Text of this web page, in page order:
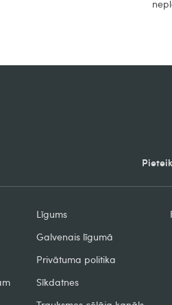
Līgums
Galvenais līgumā
Privātuma politika
Sīkdatnes